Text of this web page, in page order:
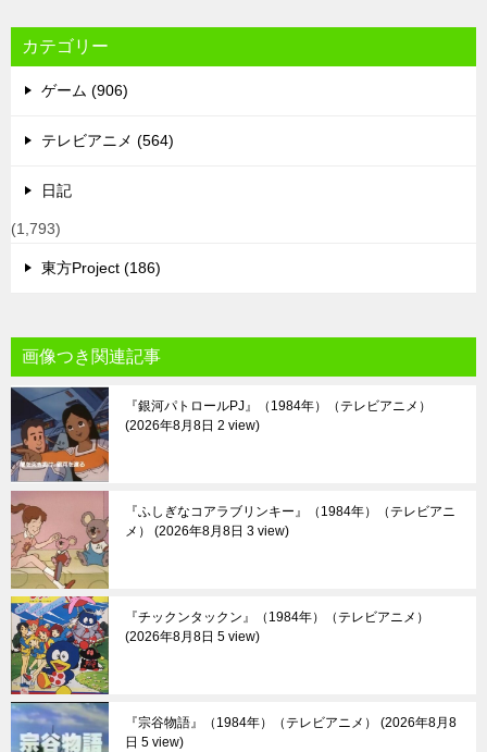
カテゴリー
ゲーム (906)
テレビアニメ (564)
日記
(1,793)
東方Project (186)
画像つき関連記事
『銀河パトロールPJ』（1984年）（テレビアニメ）
2026年8月8日 2 view
『ふしぎなコアラブリンキー』（1984年）（テレビアニ
メ）
2026年8月8日 3 view
『チックンタックン』（1984年）（テレビアニメ）
2026年8月8日 5 view
『宗谷物語』（1984年）（テレビアニメ）
2026年8月8
日 5 view